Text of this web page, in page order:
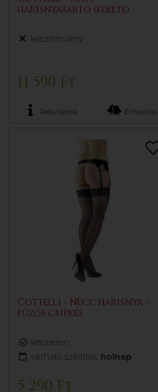
harisnyatartó (fekete)
készlethiány
11 590 Ft
Részletek Értesítés
Cottelli - Necc harisnya -
fűzős csipkés
készleten
várható szállítás: holnap
5 290 Ft